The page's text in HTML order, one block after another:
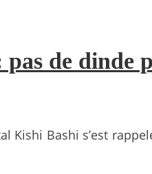
de dinde
Bashi s’est